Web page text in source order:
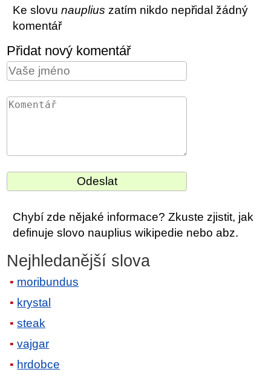
Ke slovunauplius zatím nikdo nepřidal žádný
komentář
Přidat nový komentář
Chybí zde nějaké informace? Zkuste zjistit, jak
definuje slovo nauplius wikipedie nebo abz.
Nejhledanější slova
moribundus
krystal
steak
vajgar
hrdobce